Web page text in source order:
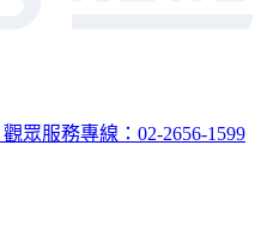
觀眾服務專線：02-2656-1599